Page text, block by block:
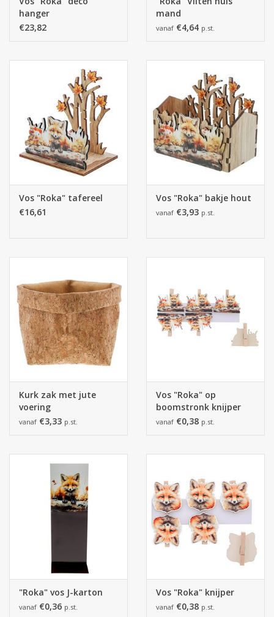
hanger
€23,82
mand
vanaf €4,64 p.st.
Vos "Roka" tafereel
€16,61
Vos "Roka" bakje hout
vanaf €3,93 p.st.
Kurk zak met jute
voering
vanaf €3,33 p.st.
Vos "Roka" op
boomstronk knijper
vanaf €0,38 p.st.
"Roka" vos J-karton
vanaf €0,36 p.st.
Vos "Roka" knijper
vanaf €0,38 p.st.